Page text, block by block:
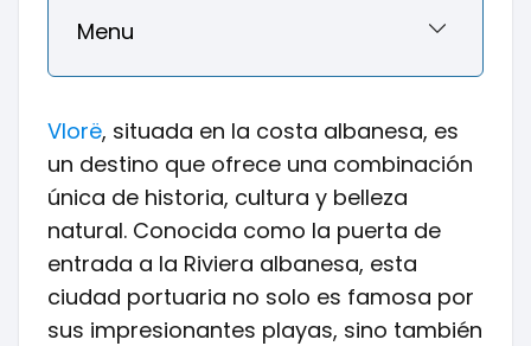
Menu
Vlorë, situada en la costa albanesa, es
un destino que ofrece una combinación
única de historia, cultura y belleza
natural. Conocida como la puerta de
entrada a la Riviera albanesa, esta
ciudad portuaria no solo es famosa por
sus impresionantes playas, sino también